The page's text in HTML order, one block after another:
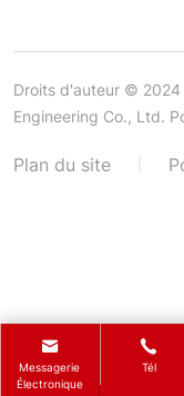
Droits d'auteur © 2024
Engineering Co., Ltd.
Plan du site
Messagerie
Électronique
Tél